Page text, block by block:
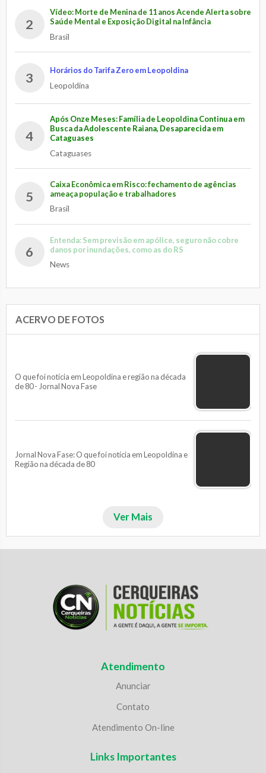
2
Vídeo: Morte de Menina de 11 anos Acende Alerta sobre
Saúde Mental e Exposição Digital na Infância
Brasil
3
Horários do Tarifa Zero em Leopoldina
Leopoldina
4
Após Onze Meses: Família de Leopoldina Continua em
Busca da Adolescente Raiana, Desaparecida em
Cataguases
Cataguases
5
Caixa Econômica em Risco: fechamento de agências
ameaça população e trabalhadores
Brasil
6
Entenda: Sem previsão em apólice, seguro não cobre
danos por inundações, como as do RS
News
ACERVO DE FOTOS
O que foi notícia em Leopoldina e região na década
de 80 - Jornal Nova Fase
Jornal Nova Fase: O que foi notícia em Leopoldina e
Região na década de 80
Ver Mais
Atendimento
Anunciar
Contato
Atendimento On-line
Links Importantes